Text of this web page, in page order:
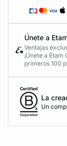
Únete a
Ventajas
¡Únete a
primeros 100
La
Un